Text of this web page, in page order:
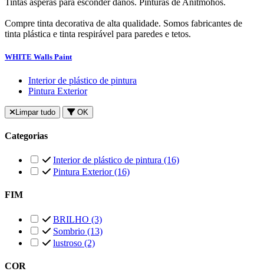
Tintas ásperas para esconder danos. Pinturas de Anitmohos.
Compre tinta decorativa de alta qualidade. Somos fabricantes de
tinta plástica e tinta respirável para paredes e tetos.
WHITE Walls Paint
Interior de plástico de pintura
Pintura Exterior
Limpar tudo OK
Categorias
Interior de plástico de pintura (16)
Pintura Exterior(16)
FIM
BRILHO (3)
Sombrio (13)
lustroso (2)
COR